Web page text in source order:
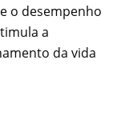
o desempenho
a
da vida